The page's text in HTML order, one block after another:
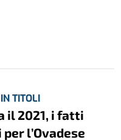
TITOLI
il 2021, i fatti
l’Ovadese